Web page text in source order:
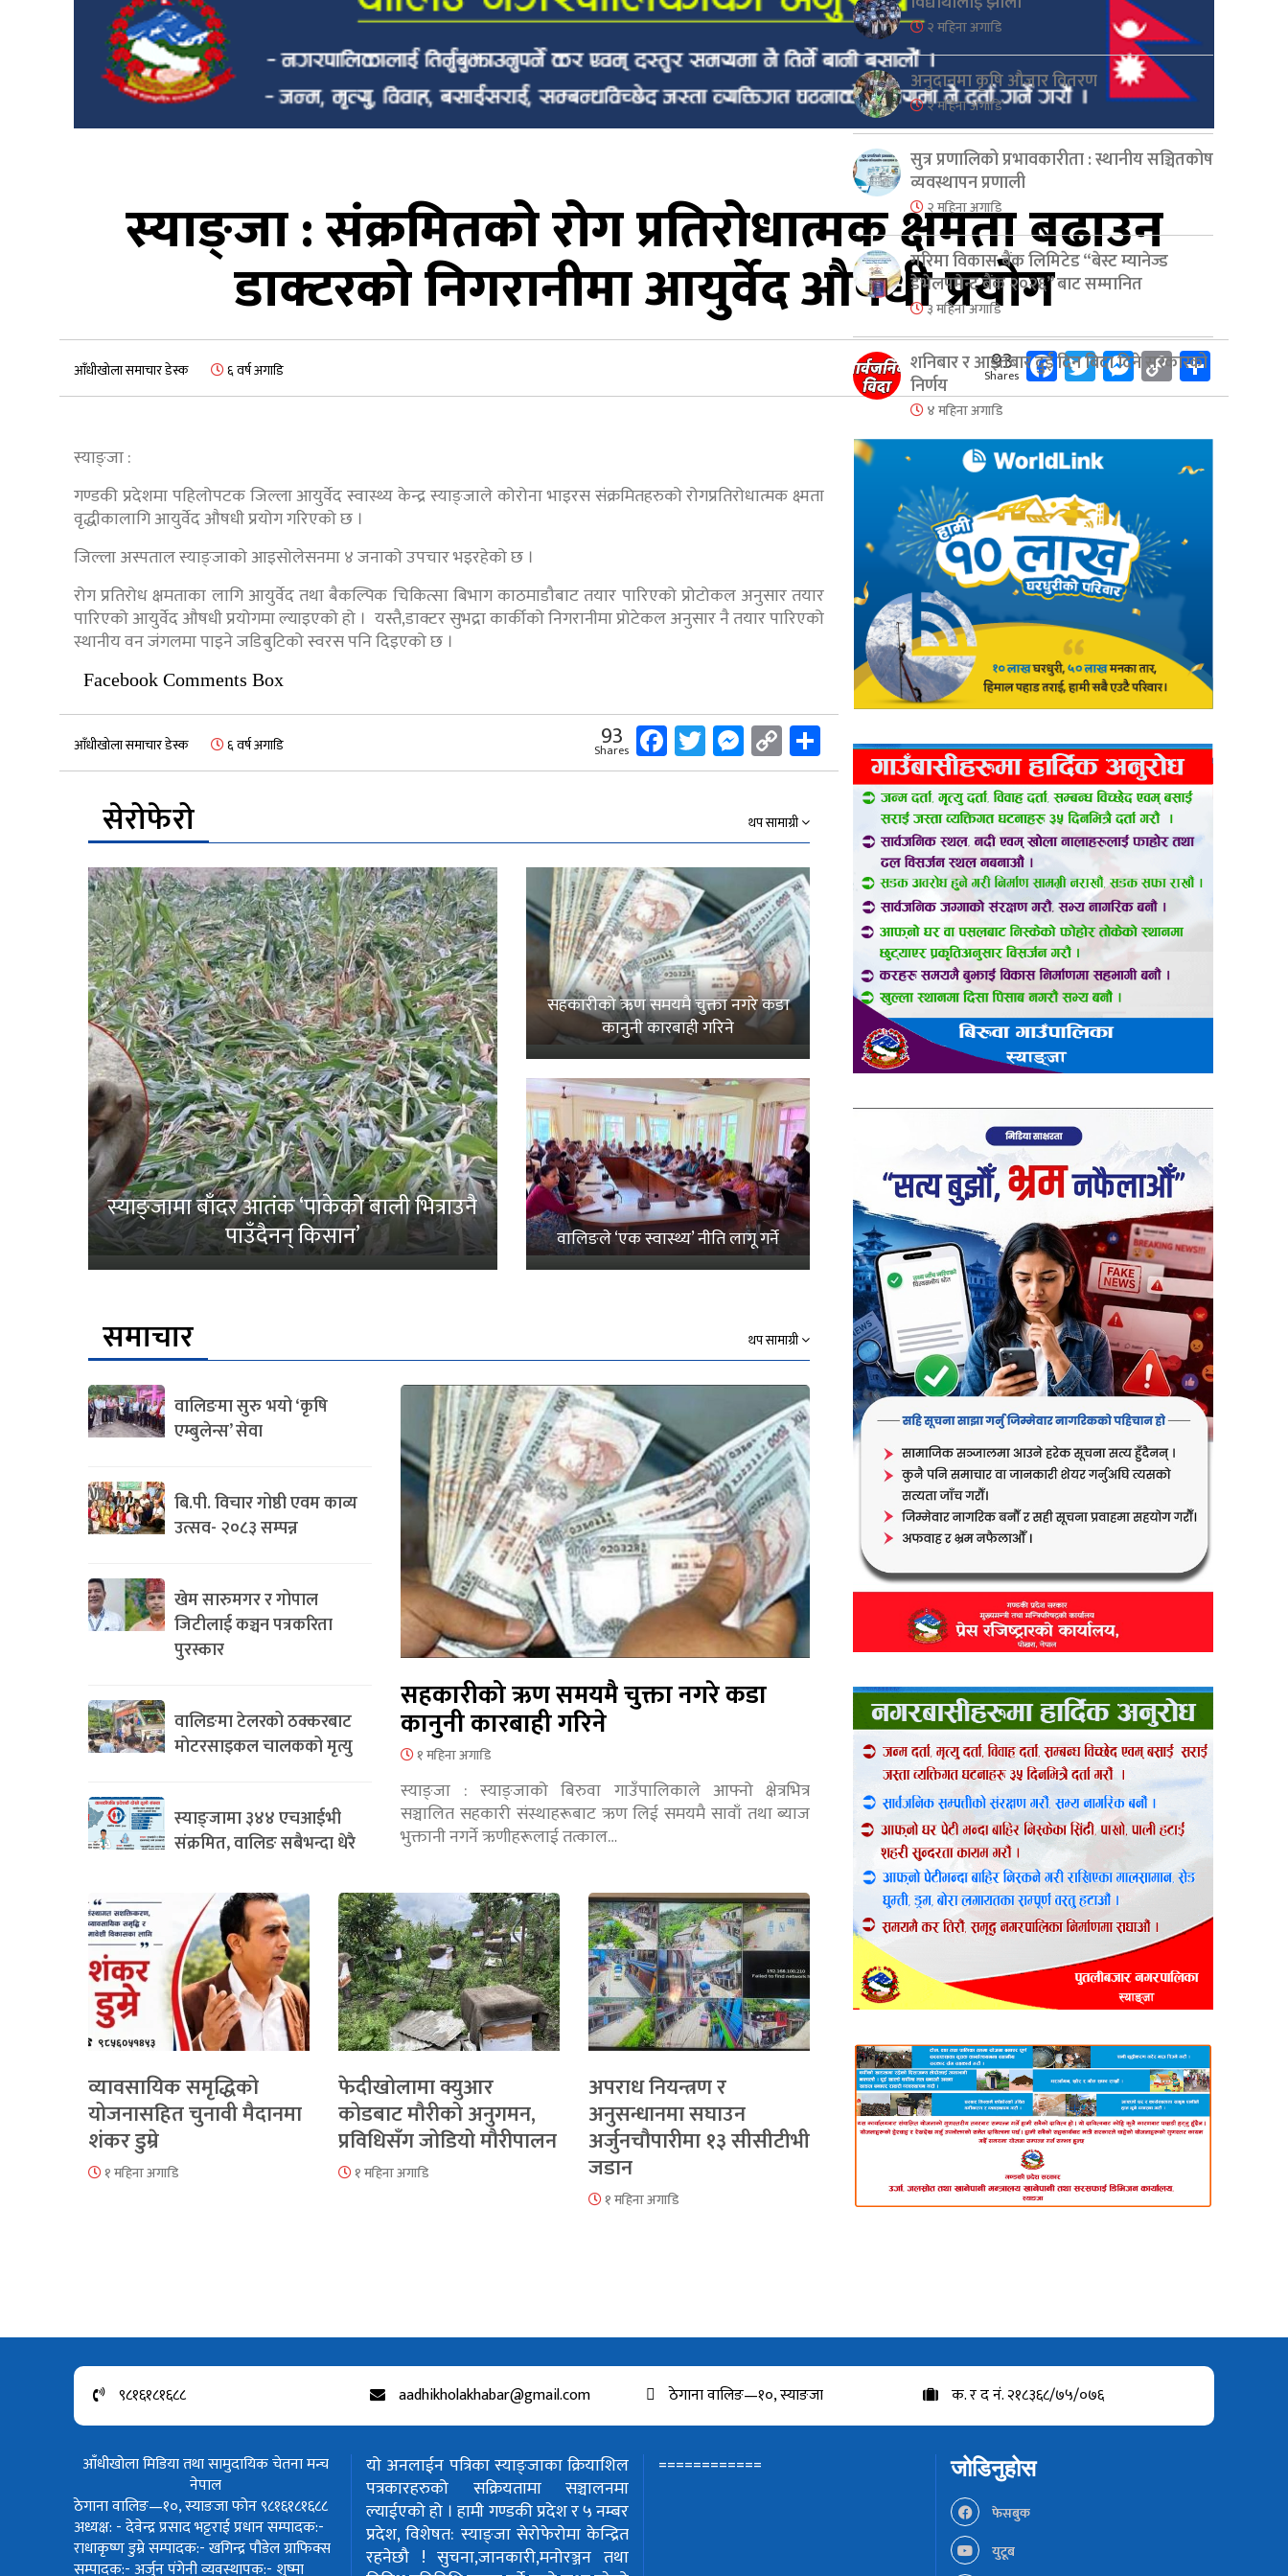
स्याङ्जा : संक्रमितको राेग प्रतिरोधात्मक क्षमता बढाउन
डाक्टरको निगरानीमा आयुर्वेद औषधी प्रयोग
आँधीखोला समाचार डेस्क ६ वर्ष अगाडि 93
Shares Facebook
Twitter
Messenger
Copy
Link
स्याङ्जा :
गण्डकी प्रदेशमा पहिलोपटक जिल्ला आयुर्वेद स्वास्थ्य केन्द्र स्याङ्जाले कोरोना भाइरस संक्रमितहरुको रोगप्रतिरोधात्मक क्ष्मता
वृद्धीकालागि आयुर्वेद औषधी प्रयोग गरिएको छ ।
जिल्ला अस्पताल स्याङ्जाको आइसोलेसनमा ४ जनाको उपचार भइरहेको छ ।
रोग प्रतिरोध क्षमताका लागि आयुर्वेद तथा बैकल्पिक चिकित्सा बिभाग काठमाडौबाट तयार पारिएको प्रोटोकल अनुसार तयार
पारिएको आयुर्वेद औषधी प्रयोगमा ल्याइएको हो । यस्तै,डाक्टर सुभद्रा कार्कीको निगरानीमा प्रोटेकल अनुसार नै तयार पारिएको
स्थानीय वन जंगलमा पाइने जडिबुटिको स्वरस पनि दिइएको छ ।
Facebook Comments Box
आँधीखोला समाचार डेस्क ६ वर्ष अगाडि 93
Shares Facebook
Twitter
Messenger
Copy
Link
Share
सेरोफेरो
थप सामाग्री
स्याङ्जामा बाँदर आतंक ‘पाकेको बाली भित्राउनै
पाउँदैनन् किसान’
सहकारीको ऋण समयमै चुक्ता नगरे कडा
कानुनी कारबाही गरिने
वालिङले ‘एक स्वास्थ्य’ नीति लागू गर्ने
समाचार थप सामाग्री
वालिङमा सुरु भयो ‘कृषि
एम्बुलेन्स’ सेवा
बि.पी. विचार गोष्ठी एवम काव्य
उत्सव- २०८३ सम्पन्न
खेम सारुमगर र गोपाल
जिटीलाई कञ्चन पत्रकरिता
पुरस्कार
वालिङमा टेलरको ठक्करबाट
मोटरसाइकल चालकको मृत्यु
स्याङ्जामा ३४४ एचआईभी
संक्रमित, वालिङ सबैभन्दा धेरै
सहकारीको ऋण समयमै चुक्ता नगरे कडा
कानुनी कारबाही गरिने
१ महिना अगाडि
स्याङ्जा : स्याङ्जाको बिरुवा गाउँपालिकाले आफ्नो क्षेत्रभित्र
सञ्चालित सहकारी संस्थाहरूबाट ऋण लिई समयमै सावाँ तथा ब्याज
भुक्तानी नगर्ने ऋणीहरूलाई तत्काल…
व्यावसायिक समृद्धिको
योजनासहित चुनावी मैदानमा
शंकर डुम्रे
१ महिना अगाडि
फेदीखोलामा क्युआर
कोडबाट मौरीको अनुगमन,
प्रविधिसँग जोडियो मौरीपालन
१ महिना अगाडि
अपराध नियन्त्रण र
अनुसन्धानमा सघाउन
अर्जुनचौपारीमा १३ सीसीटीभी
जडान
१ महिना अगाडि
२ महिना अगाडि
अनुदानमा कृषि औजार वितरण
२ महिना अगाडि
सुत्र प्रणालिको प्रभावकारीता : स्थानीय सञ्चितकोष
व्यवस्थापन प्रणाली
२ महिना अगाडि
गरिमा विकास बैंक लिमिटेड “बेस्ट म्यानेज्ड
डेभेलपमेन्ट बैंक २०२६” बाट सम्मानित
३ महिना अगाडि
शनिबार र आइतबार दुई दिन बिदा दिने सरकारको
निर्णय
४ महिना अगाडि
९८१६१८१६८८ aadhikholakhabar@gmail.com ठेगाना वालिङ—१०, स्याङजा क. र द नं. २१८३६८/७५/०७६
आँधीखोला मिडिया तथा सामुदायिक चेतना मन्च
नेपाल
ठेगाना वालिङ—१०, स्याङजा फोन ९८१६१८१६८८
अध्यक्ष: - देवेन्द्र प्रसाद भट्टराईप्रधान सम्पादक:-
राधाकृष्ण डुम्रेसम्पादक:- खगिन्द्र पौडेलग्राफिक्स
सम्पादक:- अर्जुन पंगेनीव्यवस्थापक:- शुष्मा
यो अनलाईन पत्रिका स्याङ्जाका क्रियाशिल
पत्रकारहरुको सक्रियतामा सञ्चालनमा
ल्याईएको हो । हामी गण्डकी प्रदेश र ५ नम्बर
प्रदेश, विशेषत: स्याङ्जा सेरोफेरोमा केन्द्रित
रहनेछौ !सुचना,जानकारी,मनोरञ्जन तथा
============ जोडिनुहोस
फेसबुक
युटूब